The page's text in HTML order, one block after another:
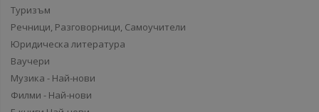
Туризъм
Речници, Разговорници, Самоучители
Юридическа литература
Ваучери
Музика - Най-нови
Филми - Най-нови